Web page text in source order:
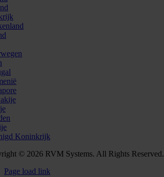
Koninkrijk
© 2026 RVM Systems. All Rights Reserved.
Page load link